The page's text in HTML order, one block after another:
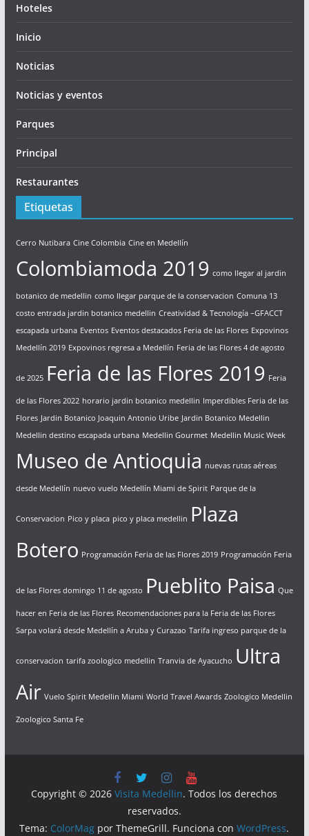
Hoteles
Inicio
Noticias
Noticias y eventos
Parques
Principal
Restaurantes
Etiquetas
Cerro Nutibara Cine Colombia Cine en Medellín
Colombiamoda 2019 como llegar al jardin
botanico de medellin como llegar parque de la conservacion Comuna 13
costo entrada jardin botanico medellin Creatividad & Tecnología –GFACCT
escapada urbana Eventos Eventos destacados Feria de las Flores Expovinos
Medellín 2019 Expovinos regresa a Medellín Feria de las Flores 4 de agosto
de 2025 Feria de las Flores 2019 Feria
de las Flores 2022 horario jardin botanico medellin Imperdibles Feria de las
Flores Jardin Botanico Joaquin Antonio Uribe Jardin Botanico Medellin
Medellin destino escapada urbana Medellin Gourmet Medellin Music Week
Museo de Antioquia nuevas rutas aéreas
desde Medellín nuevo vuelo Medellín Miami de Spirit Parque de la
Conservacion Pico y placa pico y placa medellin Plaza
Botero Programación Feria de las Flores 2019 Programación Feria
de las Flores domingo 11 de agosto Pueblito Paisa Que
hacer en Feria de las Flores Recomendaciones para la Feria de las Flores
Sarpa volará desde Medellín a Aruba y Curazao Tarifa ingreso parque de la
conservacion tarifa zoologico medellin Tranvia de Ayacucho Ultra
Air Vuelo Spirit Medellin Miami World Travel Awards Zoologico Medellin
Zoologico Santa Fe
Copyright © 2026Visita Medellin. Todos los derechos
reservados.
Tema: ColorMag por ThemeGrill. Funciona conWordPress.